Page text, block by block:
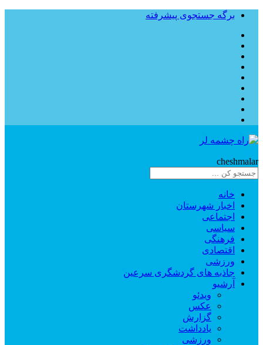
برگه جستجوی پیشرفته
cheshmalar
خانه
اخبار شهرستان
اجتماعی
سیاسی
فرهنگی
اقتصادی
ورزشی
جاذبه های گردشگری سرعین
آرشیو
ویدئو
عکس
گزارش
یادداشت
ورزشی